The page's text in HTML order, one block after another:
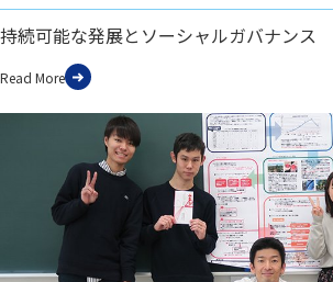
持続可能な発展とソーシャルガバナンス
Read More